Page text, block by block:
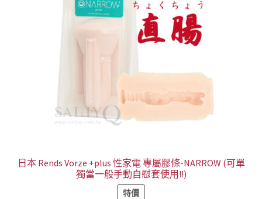
日本 Rends Vorze +plus 性家電 專屬膠條-NARROW (可單
獨當一般手動自慰套使用!!)
特價